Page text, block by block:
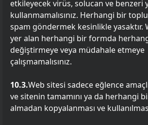
etkileyecek virüs, solucan ve benzeri
kullanmamalısınız. Herhangi bir
spam göndermek kesinlikle yasaktır.
yer alan herhangi bir formda
değiştirmeye veya müdahale etmeye
çalışmamalısınız.
10.3.Web sitesi sadece eğlence
ve sitenin tamamını ya da herhangi
almadan kopyalanması ve